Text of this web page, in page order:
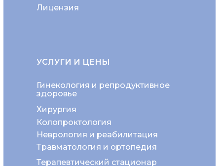
Лицензия
Неврология и реабилитация
Колопроктология
Хирургия
Гинекология и репродуктивное
здоровье
Травматология и ортопедия
Терапевтический стационар
УСЛУГИ И ЦЕНЫ